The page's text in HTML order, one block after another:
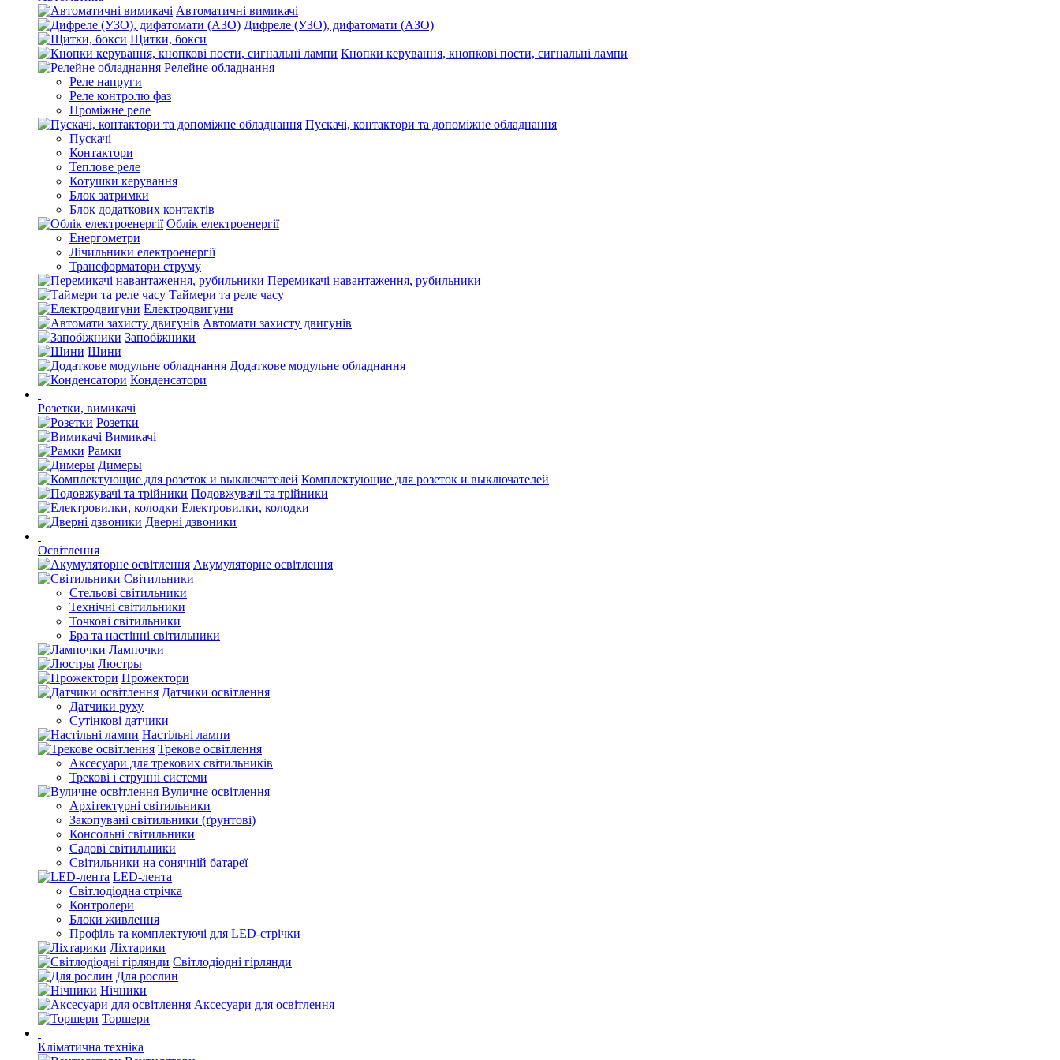
Автоматичні вимикачі
Дифреле (УЗО), дифатомати (АЗО)
Щитки, бокси
Кнопки керування, кнопкові пости, сигнальні лампи
Релейне обладнання
Реле напруги
Реле контролю фаз
Проміжне реле
Пускачі, контактори та допоміжне обладнання
Пускачі
Контактори
Теплове реле
Котушки керування
Блок затримки
Блок додаткових контактів
Облік електроенергії
Енергометри
Лічильники електроенергії
Трансформатори струму
Перемикачі навантаження, рубильники
Таймери та реле часу
Електродвигуни
Автомати захисту двигунів
Запобіжники
Шини
Додаткове модульне обладнання
Конденсатори
Розетки, вимикачі
Розетки
Вимикачі
Рамки
Димеры
Комплектующие для розеток и выключателей
Подовжувачі та трійники
Електровилки, колодки
Дверні дзвоники
Освітлення
Акумуляторне освітлення
Світильники
Стельові світильники
Технічні світильники
Точкові світильники
Бра та настінні світильники
Лампочки
Люстры
Прожектори
Датчики освітлення
Датчики руху
Сутінкові датчики
Настільні лампи
Трекове освітлення
Аксесуари для трекових світильників
Трекові і струнні системи
Вуличне освітлення
Архітектурні світильники
Закопувані світильники (ґрунтові)
Консольні світильники
Садові світильники
Світильники на сонячній батареї
LED-лента
Світлодіодна стрічка
Контролери
Блоки живлення
Профіль та комплектуючі для LED-стрічки
Ліхтарики
Світлодіодні гірлянди
Для рослин
Нічники
Аксесуари для освітлення
Торшери
Кліматична техніка